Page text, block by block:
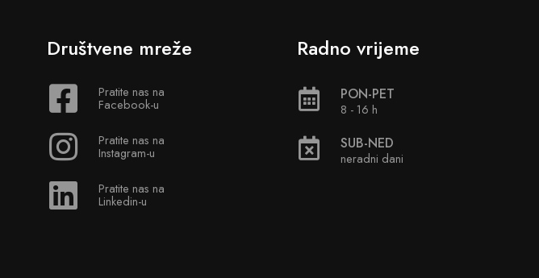
Društvene mreže
Pratite nas na
Facebook-u
Pratite nas na
Instagram-u
Pratite nas na
Linkedin-u
Radno vrijeme
PON-PET
8 - 16 h
SUB-NED
neradni dani